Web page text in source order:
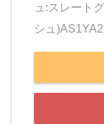
ュ:スレート
シュ